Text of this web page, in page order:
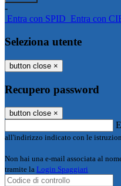
-
Entra con SPID Entra con
Seleziona utente
button close ×
Recupero password
button close ×
all'indirizzo indicato con le
Non hai una e-mail associata al
tramite la Login Spaggiari